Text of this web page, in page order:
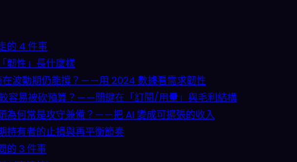
的 4 件事
韌性」長什麼樣
在波動期仍能撐？——用 2024 數據看需求韌性
容易被砍預算？——關鍵在「訂閱/用量」與毛利結構
為何常是攻守兼備？——把 AI 變成可擴張的收入
持有者的止損與再平衡節奏
的 3 件事